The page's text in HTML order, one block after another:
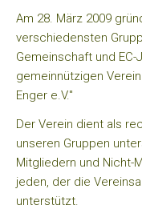
Unser
Gemeindeleitsatz
Stellenangebote
Stelle
für
Der
Verein
Am 28. März 2009
verschiedensten
Gemeinschaft und
gemeinnützigen
Enger e.V."
Der Verein dient als
unseren Gruppen
Mitgliedern und Nicht-
jeden, der die
unterstützt.